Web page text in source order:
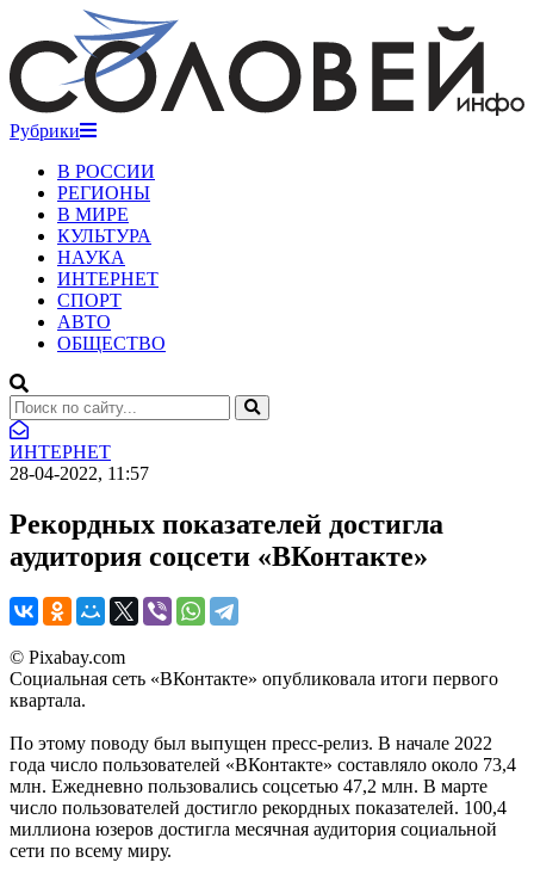
Рубрики
В РОССИИ
РЕГИОНЫ
В МИРЕ
КУЛЬТУРА
НАУКА
ИНТЕРНЕТ
СПОРТ
АВТО
ОБЩЕСТВО
ИНТЕРНЕТ
28-04-2022, 11:57
Рекордных показателей достигла
аудитория соцсети «ВКонтакте»
© Pixabay.com
Социальная сеть «ВКонтакте» опубликовала итоги первого
квартала.
По этому поводу был выпущен пресс-релиз. В начале 2022
года число пользователей «ВКонтакте» составляло около 73,4
млн. Ежедневно пользовались соцсетью 47,2 млн. В марте
число пользователей достигло рекордных показателей. 100,4
миллиона юзеров достигла месячная аудитория социальной
сети по всему миру.